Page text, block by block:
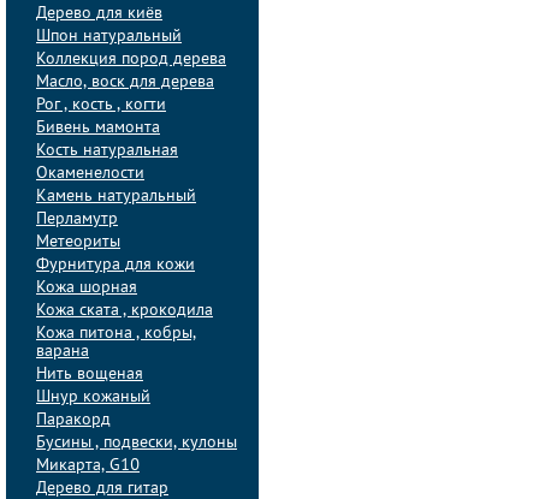
Дерево для киёв
Шпон натуральный
Коллекция пород дерева
Масло, воск для дерева
Рог , кость , когти
Бивень мамонта
Кость натуральная
Окаменелости
Камень натуральный
Перламутр
Метеориты
Фурнитура для кожи
Кожа шорная
Кожа ската , крокодила
Кожа питона , кобры,
варана
Нить вощеная
Шнур кожаный
Паракорд
Бусины , подвески, кулоны
Микарта, G10
Дерево для гитар